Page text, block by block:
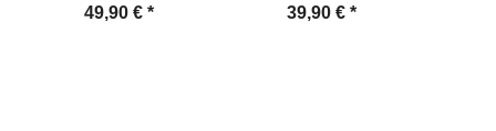
Grades Bein Mittelblau
49,90 € *
Blau Regular Slim
39,90 € *